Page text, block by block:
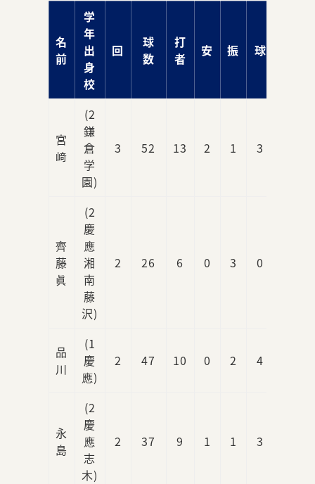
名
前
学
年
出
身
校
回
球
数
打
者
安 振 球
宮
﨑
(2
鎌
倉
学
園)
3 52 13 2 1 3
齊
藤
眞
(2
慶
應
湘
南
藤
沢)
2 26 6 0 3 0
品
川
(1
慶
應)
2 47 10 0 2 4
永
島
(2
慶
應
志
木)
2 37 9 1 1 3